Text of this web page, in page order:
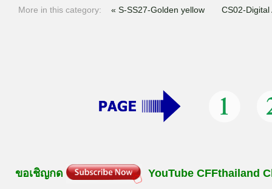
More in this category: « S-SS27-Golden yellow CS02-Digital
ขอเชิญกด YouTube CFFthailand